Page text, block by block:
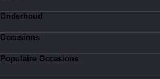
Suzuki
BYD
Onderhoud
Bandenservice
Werkplaatsafspraak
Occasions
Suzuki occasions
Populaire Occasions